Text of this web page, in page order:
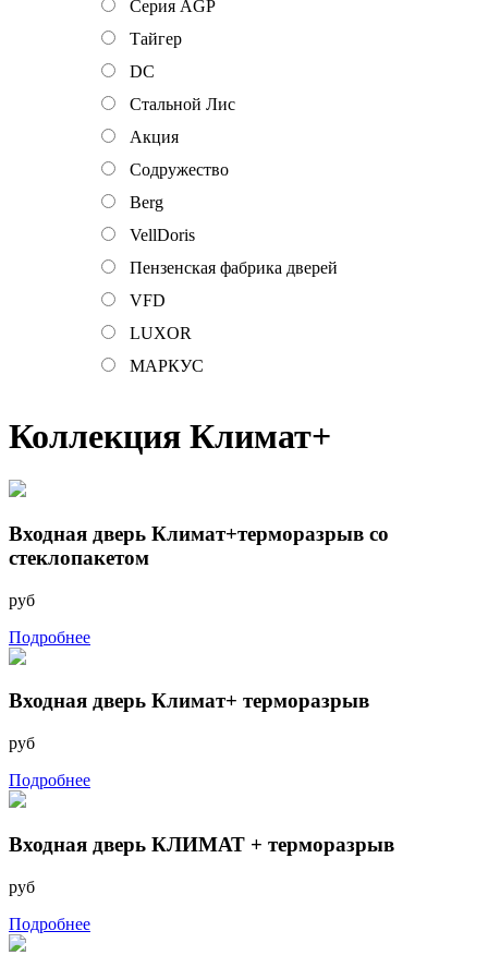
Серия AGP
Тайгер
DC
Стальной Лис
Акция
Содружество
Berg
VellDoris
Пензенская фабрика дверей
VFD
LUXOR
МАРКУС
Коллекция Климат+
Входная дверь Климат+терморазрыв со
стеклопакетом
руб
Подробнее
Входная дверь Климат+ терморазрыв
руб
Подробнее
Входная дверь КЛИМАТ + терморазрыв
руб
Подробнее